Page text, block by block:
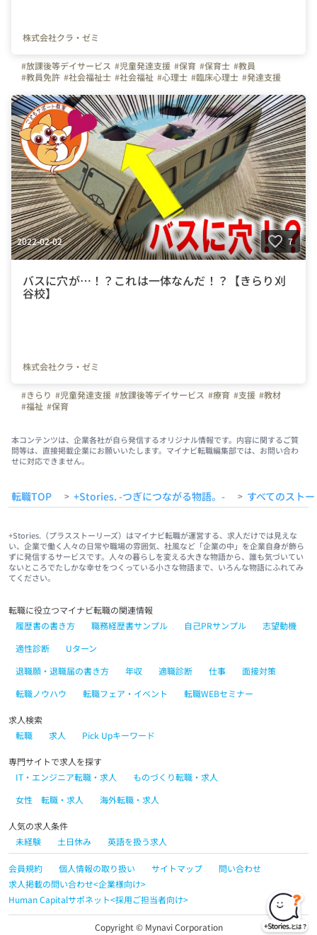
株式会社クラ・ゼミ
#放課後等デイサービス #児童発達支援 #保育 #保育士 #教員
#教員免許 #社会福祉士 #社会福祉 #心理士 #臨床心理士 #発達支援
2022-02-02 7
バスに穴が…！？これは一体なんだ！？【きらり刈
谷校】
株式会社クラ・ゼミ
#きらり #児童発達支援 #放課後等デイサービス #療育 #支援 #教材
#福祉 #保育
本コンテンツは、企業各社が自ら発信するオリジナル情報です。内容に関するご質
問等は、直接掲載企業にお願いいたします。マイナビ転職編集部では、お問い合わ
せに対応できません。
転職TOP > +Stories. -つぎにつながる物語。- > すべてのスト
+Stories.（プラスストーリーズ）はマイナビ転職が運営する、求人だけでは見えな
い、企業で働く人々の日常や職場の雰囲気、社風など「企業の中」を企業自身が飾ら
ずに発信するサービスです。人々の暮らしを変える大きな物語から、誰も気づいてい
ないところでたしかな幸せをつくっている小さな物語まで、いろんな物語にふれてみ
てください。
転職に役立つマイナビ転職の関連情報
履歴書の書き方
職務経歴書サンプル 自己PRサンプル
志望動機
適性診断
Uターン
退職願・退職届の書き方
年収 適職診断 仕事
面接対策
転職ノウハウ
転職フェア・イベント 転職WEBセミナー
求人検索
転職
求人 Pick Upキーワード
専門サイトで求人を探す
IT・エンジニア転職・求人
ものづくり転職・求人
女性 転職・求人
海外転職・求人
人気の求人条件
未経験
土日休み 英語を扱う求人
会員規約 個人情報の取り扱い サイトマップ
問い合わせ
求人掲載の問い合わせ<企業様向け>
Human Capitalサポネット<採用ご担当者向け>
Copyright © Mynavi Corporation